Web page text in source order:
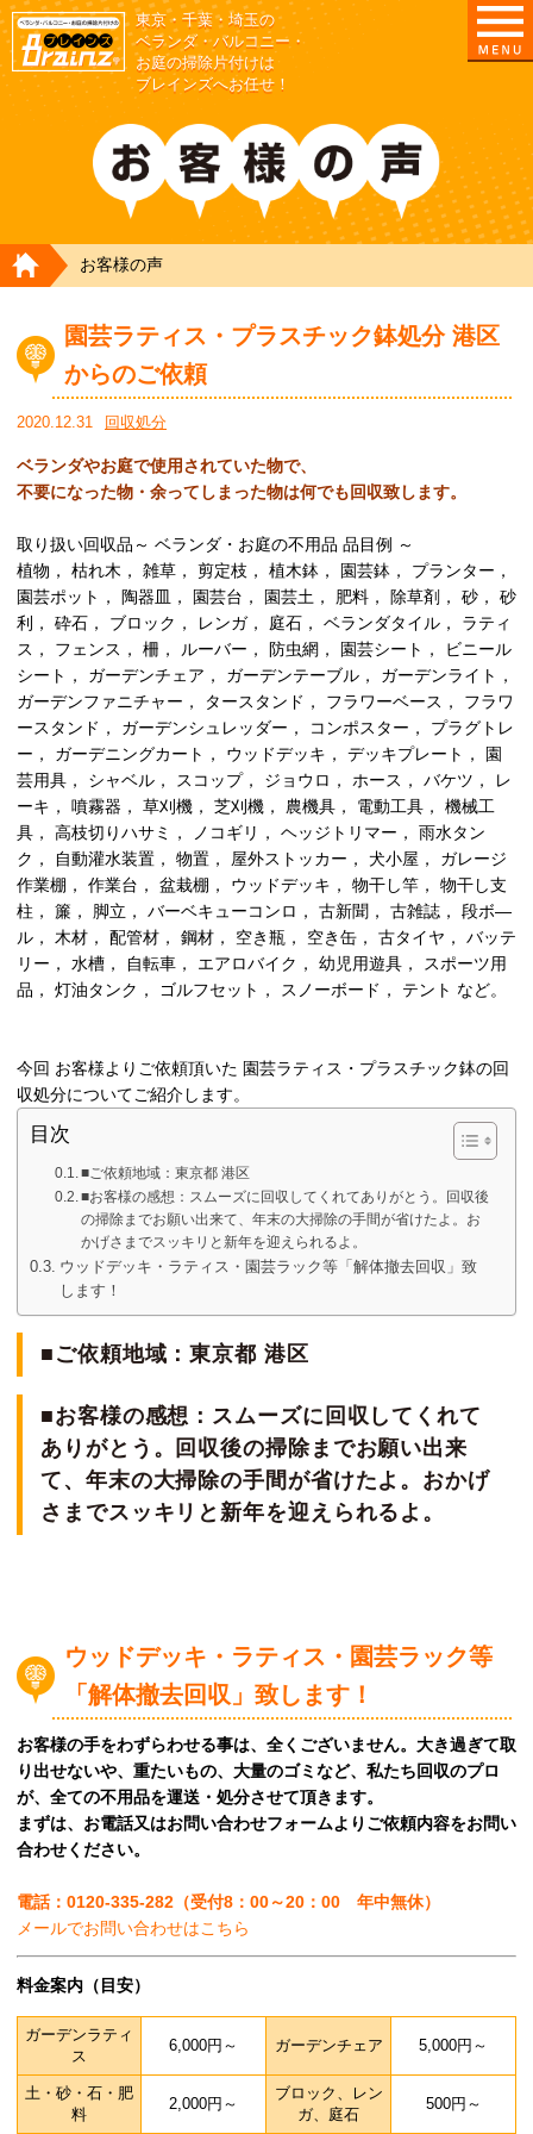
東京/埼玉/千葉/神奈川の ベランダ・庭の清掃片付け
東京・千葉・埼玉の
ベランダ・バルコニー・
お庭の掃除片付けは
ブレインズへお任せ！
HOME
お客様の声
園芸ラティス・プラスチック鉢処分 港区
からのご依頼
2020.12.31 回収処分
ベランダやお庭で使用されていた物で、
不要になった物・余ってしまった物は何でも回収致します。
取り扱い回収品～ ベランダ・お庭の不用品 品目例 ～
植物， 枯れ木， 雑草， 剪定枝， 植木鉢， 園芸鉢， プランター，
園芸ポット， 陶器皿， 園芸台， 園芸土， 肥料， 除草剤， 砂， 砂
利， 砕石， ブロック， レンガ， 庭石， ベランダタイル， ラティ
ス， フェンス， 柵， ルーバー， 防虫網， 園芸シート， ビニール
シート， ガーデンチェア， ガーデンテーブル， ガーデンライト，
ガーデンファニチャー， タースタンド， フラワーベース， フラワ
ースタンド， ガーデンシュレッダー， コンポスター， プラグトレ
ー， ガーデニングカート， ウッドデッキ， デッキプレート， 園
芸用具， シャベル， スコップ， ジョウロ， ホース， バケツ， レ
ーキ， 噴霧器， 草刈機， 芝刈機， 農機具， 電動工具， 機械工
具， 高枝切りハサミ， ノコギリ， ヘッジトリマー， 雨水タン
ク， 自動灌水装置， 物置， 屋外ストッカー， 犬小屋， ガレージ
作業棚， 作業台， 盆栽棚， ウッドデッキ， 物干し竿， 物干し支
柱， 簾， 脚立， バーベキューコンロ， 古新聞， 古雑誌， 段ボ―
ル， 木材， 配管材， 鋼材， 空き瓶， 空き缶， 古タイヤ， バッテ
リー， 水槽， 自転車， エアロバイク， 幼児用遊具， スポーツ用
品， 灯油タンク， ゴルフセット， スノーボード， テント など。
今回 お客様よりご依頼頂いた 園芸ラティス・プラスチック鉢の回
収処分についてご紹介します。
目次
■ご依頼地域：東京都 港区
■お客様の感想：スムーズに回収してくれてありがとう。回収後
の掃除までお願い出来て、年末の大掃除の手間が省けたよ。お
かげさまでスッキリと新年を迎えられるよ。
ウッドデッキ・ラティス・園芸ラック等「解体撤去回収」致
します！
■ご依頼地域：東京都 港区
■お客様の感想：スムーズに回収してくれて
ありがとう。回収後の掃除までお願い出来
て、年末の大掃除の手間が省けたよ。おかげ
さまでスッキリと新年を迎えられるよ。
ウッドデッキ・ラティス・園芸ラック等
「解体撤去回収」致します！
お客様の手をわずらわせる事は、全くございません。大き過ぎて取
り出せないや、重たいもの、大量のゴミなど、私たち回収のプロ
が、全ての不用品を運送・処分させて頂きます。
まずは、お電話又はお問い合わせフォームよりご依頼内容をお問い
合わせください。
電話：0120-335-282（受付8：00～20：00 年中無休）
メールでお問い合わせはこちら
料金案内（目安）
ガーデンラティ
ス
6,000円～ ガーデンチェア 5,000円～
土・砂・石・肥
料
2,000円～
ブロック、レン
ガ、庭石
500円～